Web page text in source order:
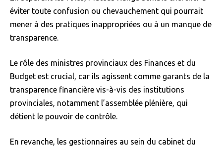
éviter toute confusion ou chevauchement qui pourrait
mener à des pratiques inappropriées ou à un manque de
transparence.
Le rôle des ministres provinciaux des Finances et du
Budget est crucial, car ils agissent comme garants de la
transparence financière vis-à-vis des institutions
provinciales, notamment l’assemblée plénière, qui
détient le pouvoir de contrôle.
En revanche, les gestionnaires au sein du cabinet du